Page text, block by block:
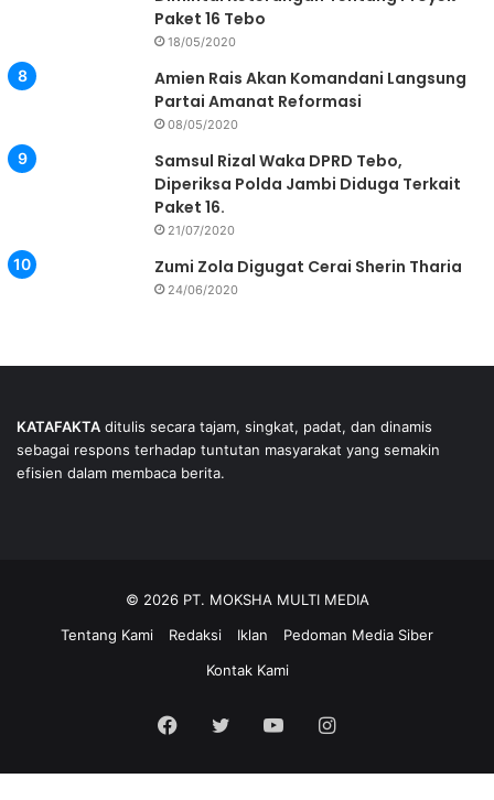
Paket 16 Tebo
18/05/2020
Amien Rais Akan Komandani Langsung
Partai Amanat Reformasi
08/05/2020
Samsul Rizal Waka DPRD Tebo,
Diperiksa Polda Jambi Diduga Terkait
Paket 16.
21/07/2020
Zumi Zola Digugat Cerai Sherin Tharia
24/06/2020
KATAFAKTA ditulis secara tajam, singkat, padat, dan dinamis
sebagai respons terhadap tuntutan masyarakat yang semakin
efisien dalam membaca berita.
© 2026 PT. MOKSHA MULTI MEDIA
Tentang Kami
Redaksi Iklan
Pedoman Media Siber
Kontak Kami
Facebook
Twitter YouTubeInstagram